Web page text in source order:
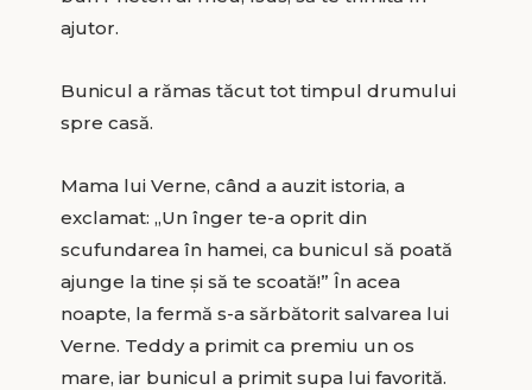
ajutor.
Bunicul a rămas tăcut tot timpul drumului
spre casă.
Mama lui Verne, când a auzit istoria, a
exclamat: „Un înger te-a oprit din
scufundarea în hamei, ca bunicul să poată
ajunge la tine și să te scoată!” În acea
noapte, la fermă s-a sărbătorit salvarea lui
Verne. Teddy a primit ca premiu un os
mare, iar bunicul a primit supa lui favorită.